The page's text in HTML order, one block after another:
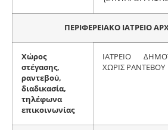
ΠΕΡΙΦΕΡΕΙΑΚΟ ΙΑΤΡΕΙΟ
Χώρος
στέγασης,
ραντεβού,
διαδικασία,
τηλέφωνα
επικοινωνίας
ΙΑΤΡΕΙΟ
ΧΩΡΙΣ ΡΑΝΤΕΒΟΥ